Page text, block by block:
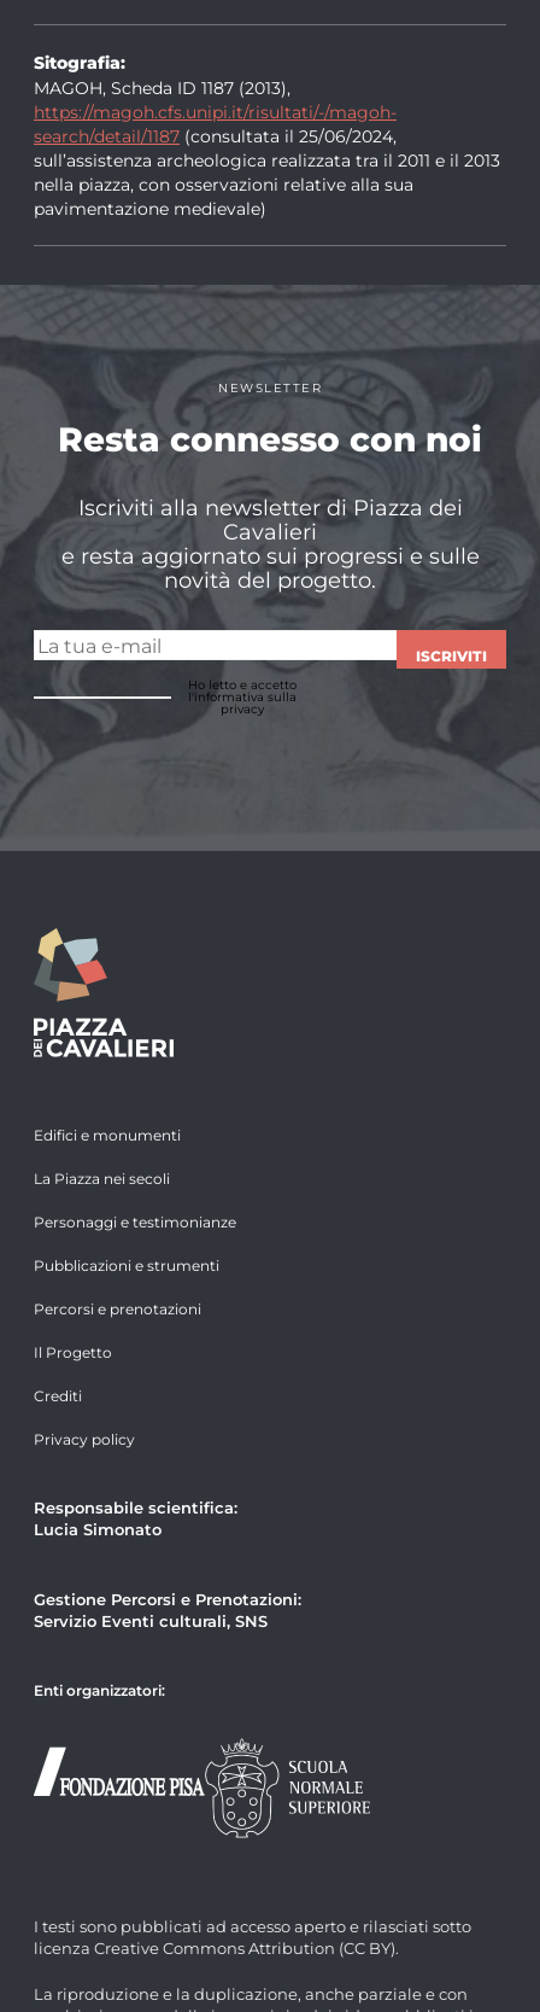
Sitografia:
MAGOH, Scheda ID 1187 (2013),
https://magoh.cfs.unipi.it/risultati/-/magoh-
search/detail/1187 (consultata il 25/06/2024,
sull’assistenza archeologica realizzata tra il 2011 e il 2013
nella piazza, con osservazioni relative alla sua
pavimentazione medievale)
NEWSLETTER
Resta connesso con noi
Iscriviti alla newsletter di Piazza dei
Cavalieri
e resta aggiornato sui progressi e sulle
novità del progetto.
ISCRIVITI
Ho letto e accetto
l'informativa sulla
privacy
Edifici e monumenti
La Piazza nei secoli
Personaggi e testimonianze
Pubblicazioni e strumenti
Percorsi e prenotazioni
Il Progetto
Crediti
Privacy policy
Responsabile scientifica:
Lucia Simonato
Gestione Percorsi e Prenotazioni:
Servizio Eventi culturali, SNS
Enti organizzatori:
I testi sono pubblicati ad accesso aperto e rilasciati sotto
licenza Creative Commons Attribution (CC BY).
La riproduzione e la duplicazione, anche parziale e con